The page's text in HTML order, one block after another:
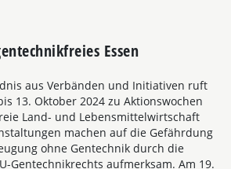
Essen
aus Verbänden und Initiativen ruft
13. Oktober 2024 zu Aktionswochen
Land- und Lebensmittelwirtschaft
machen auf die Gefährdung
ohne Gentechnik durch die
Gentechnikrechts aufmerksam. Am 19.